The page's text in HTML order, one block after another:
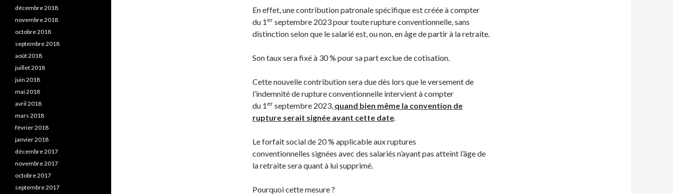
En effet, une contribution patronale spécifique est créée à compter
du 1 er septembre 2023 pour toute rupture conventionnelle, sans
distinction selon que le salarié est, ou non, en âge de partir à la retraite.
Son taux sera fixé à 30 % pour sa part exclue de cotisation.
Cette nouvelle contribution sera due dès lors que le versement de
l’indemnité de rupture conventionnelle intervient à compter
du 1 er septembre 2023, quand bien même la convention de
rupture serait signée avant cette date.
Le forfait social de 20 % applicable aux ruptures
conventionnelles signées avec des salariés n’ayant pas atteint l’âge de
la retraite sera quant à lui supprimé.
Pourquoi cette mesure ?
décembre 2018
novembre 2018
octobre 2018
septembre 2018
août 2018
juillet 2018
juin 2018
mai 2018
avril 2018
mars 2018
février 2018
janvier 2018
décembre 2017
novembre 2017
octobre 2017
septembre 2017